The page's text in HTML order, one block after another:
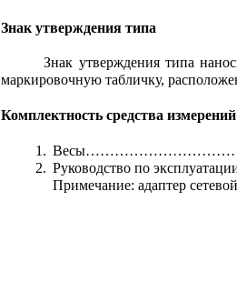
Знак утверждения типа
Знак утверждения типа
маркировочную табличку,
Комплектность средства измерений
1.
2. Руководство по
Примечание: адаптер